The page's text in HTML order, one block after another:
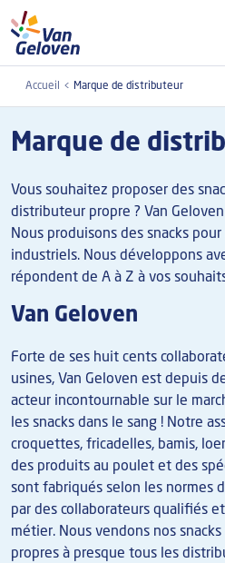
Aller au contenu principal
Accueil Marque de distributeur
Marque de
Vous souhaitez proposer des
distributeur propre ? Van
Nous produisons des snacks
industriels. Nous développons
répondent de A à Z à vos
Van Geloven
Forte de ses huit cents
usines, Van Geloven est depuis
acteur incontournable sur le
les snacks dans le sang ! Notre
croquettes, fricadelles, bamis,
des produits au poulet et des
sont fabriqués selon les normes
par des collaborateurs qualifiés
métier. Nous vendons nos
propres à presque tous les